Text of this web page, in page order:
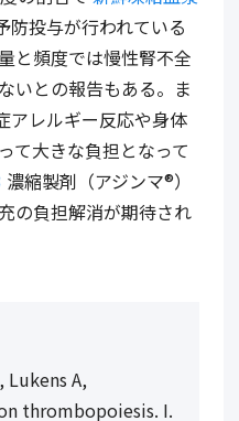
投与が行われている
と頻度では慢性腎不全
いとの報告もある。ま
アレルギー反応や身体
て大きな負担となって
濃縮製剤（アジンマ®）
の負担解消が期待され
Lukens A,
thrombopoiesis. I.